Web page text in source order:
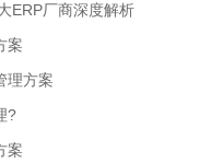
ERP厂商深度解析
案
理方案
?
案